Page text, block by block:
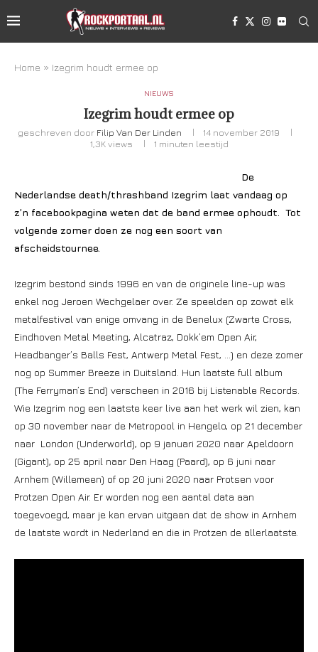
Home » Izegrim houdt ermee op
NIEUWS
Izegrim houdt ermee op
geschreven door Filip Van Der Linden
14 november 2019
1,3K views 1 minuten leestijd
De
Nederlandse death/thrashband Izegrim laat vandaag op
z’n facebookpagina weten dat de band ermee ophoudt. Tot
volgende zomer doen ze nog een soort van
afscheidstournee.
Izegrim bestond sinds 1996 en van de originele line-up was
enkel nog Jeroen Wechgelaer over. Ze speelden op zowat elk
metalfestival van enige omvang in de Benelux (Zwarte Cross,
Eindhoven Metal Meeting, Alcatraz, Dokk’em Open Air,
Headbanger’s Balls Fest, Antwerp Metal Fest, …) en deze zomer
nog op Summer Breeze in Duitsland. Hun laatste full album
(The Ferryman’s End) verscheen in 2016 bij Listenable Records.
Wie Izegrim nog een laatste keer live aan het werk wil zien, kan
op 30 november naar de Metropool in Hengelo, op 21 december
naar London (Underworld), op 9 januari 2020 naar Apeldoorn
(Gigant), op 25 april naar Den Haag (Paard), op 6 juni naar
Arnhem (Willemeen) of op 20 juni 2020 naar Protsen voor
Protzen Open Air. Er worden nog een aantal data aan
toegevoegd, maar je kan ervan uitgaan dat de show in Arnhem
de laatste wordt in Nederland en die in Protzen de allerlaatste.